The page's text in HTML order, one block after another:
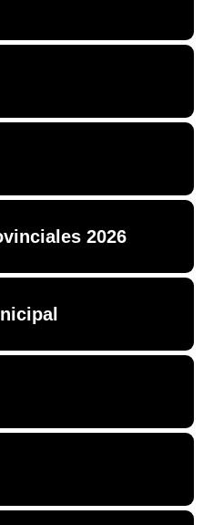
2026